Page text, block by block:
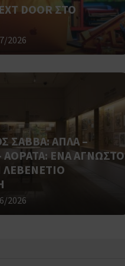
DOOR ΣΤΟ
2026
ΣΑΒΒΑ: ΑΠΛΑ –
ΑΟΡΑΤΑ: ΕΝΑ ΑΓΝΩΣΤΟ
2026
__cf_bm